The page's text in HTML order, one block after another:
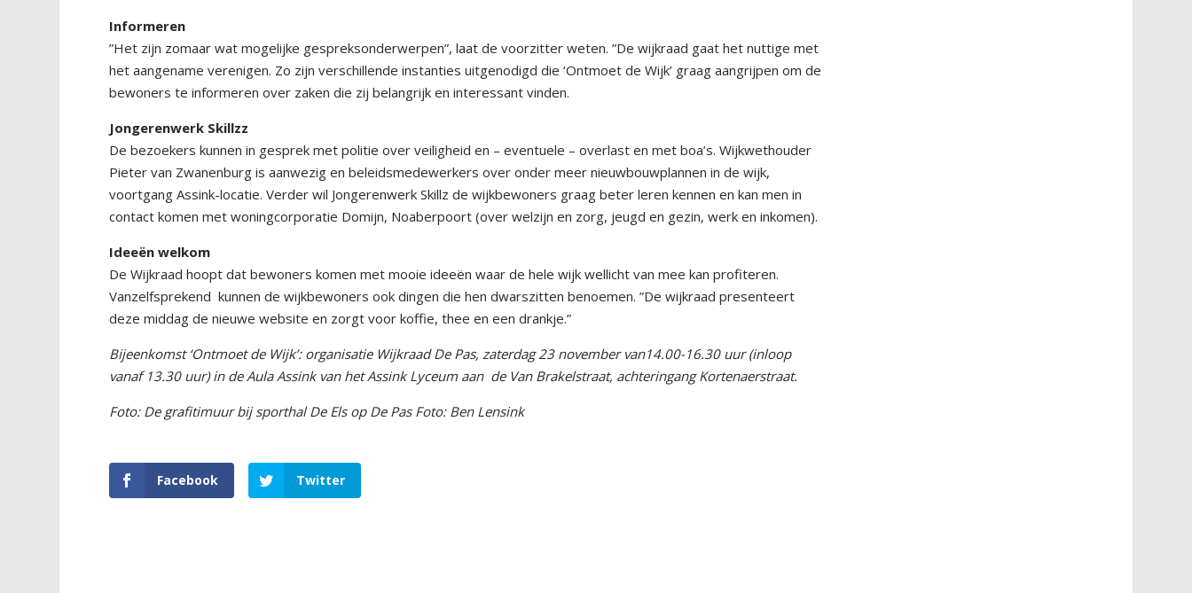
Informeren
”Het zijn zomaar wat mogelijke gespreksonderwerpen”, laat de voorzitter weten. ”De wijkraad gaat het nuttige met
het aangename verenigen. Zo zijn verschillende instanties uitgenodigd die ‘Ontmoet de Wijk’ graag aangrijpen om de
bewoners te informeren over zaken die zij belangrijk en interessant vinden.
Jongerenwerk Skillzz
De bezoekers kunnen in gesprek met politie over veiligheid en – eventuele – overlast en met boa’s. Wijkwethouder
Pieter van Zwanenburg is aanwezig en beleidsmedewerkers over onder meer nieuwbouwplannen in de wijk,
voortgang Assink-locatie. Verder wil Jongerenwerk Skillz de wijkbewoners graag beter leren kennen en kan men in
contact komen met woningcorporatie Domijn, Noaberpoort (over welzijn en zorg, jeugd en gezin, werk en inkomen).
Ideeën welkom
De Wijkraad hoopt dat bewoners komen met mooie ideeën waar de hele wijk wellicht van mee kan profiteren.
Vanzelfsprekend kunnen de wijkbewoners ook dingen die hen dwarszitten benoemen. ”De wijkraad presenteert
deze middag de nieuwe website en zorgt voor koffie, thee en een drankje.”
Bijeenkomst ‘Ontmoet de Wijk’: organisatie Wijkraad De Pas, zaterdag 23 november van14.00-16.30 uur (inloop
vanaf 13.30 uur) in de Aula Assink van het Assink Lyceum aan de Van Brakelstraat, achteringang Kortenaerstraat.
Foto: De grafitimuur bij sporthal De Els op De Pas Foto: Ben Lensink
Facebook Twitter